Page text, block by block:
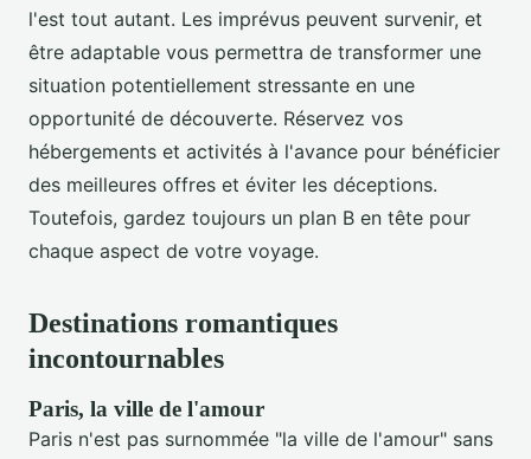
l'est tout autant. Les imprévus peuvent survenir, et
être adaptable vous permettra de transformer une
situation potentiellement stressante en une
opportunité de découverte. Réservez vos
hébergements et activités à l'avance pour bénéficier
des meilleures offres et éviter les déceptions.
Toutefois, gardez toujours un plan B en tête pour
chaque aspect de votre voyage.
Destinations romantiques
incontournables
Paris, la ville de l'amour
Paris n'est pas surnommée "la ville de l'amour" sans